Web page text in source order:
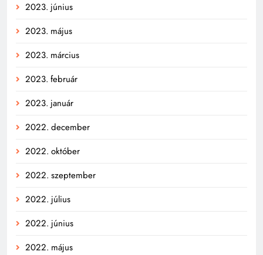
2023. június
2023. május
2023. március
2023. február
2023. január
2022. december
2022. október
2022. szeptember
2022. július
2022. június
2022. május